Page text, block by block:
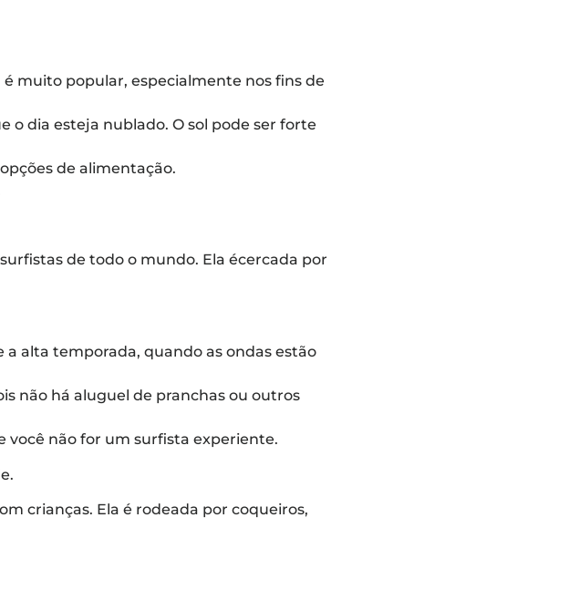
muito popular, especialmente nos fins de
o dia esteja nublado. O sol pode ser forte
de alimentação.
de todo o mundo. Ela écercada por
alta temporada, quando as ondas estão
não há aluguel de pranchas ou outros
você não for um surfista experiente.
crianças. Ela é rodeada por coqueiros,